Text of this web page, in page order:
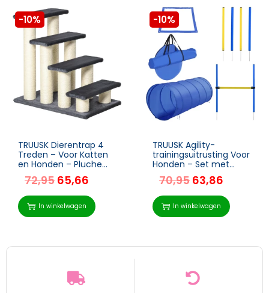
-10%
TRUUSK Dierentrap 4
Treden – Voor Katten
en Honden – Pluche
Grijs – 60 x 40,5 x 59
cm
72,95 65,66
In winkelwagen
-10%
TRUUSK Agility-
trainingsuitrusting Voor
Honden – Set met
Tunnels, Slalompalen,
Horden – Voor
Hondenparcours –
Blauw en Geel
70,95 63,86
In winkelwagen